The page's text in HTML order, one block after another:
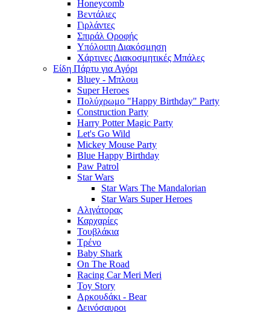
Honeycomb
Βεντάλιες
Γιρλάντες
Σπιράλ Οροφής
Υπόλοιπη Διακόσμηση
Χάρτινες Διακοσμητικές Μπάλες
Είδη Πάρτυ για Αγόρι
Bluey - Μπλουι
Super Heroes
Πολύχρωμο "Happy Birthday" Party
Construction Party
Harry Potter Magic Party
Let's Go Wild
Mickey Mouse Party
Blue Happy Birthday
Paw Patrol
Star Wars
Star Wars The Mandalorian
Star Wars Super Heroes
Αλιγάτορας
Καρχαρίες
Τουβλάκια
Τρένο
Baby Shark
On The Road
Racing Car Meri Meri
Toy Story
Αρκουδάκι - Bear
Δεινόσαυροι